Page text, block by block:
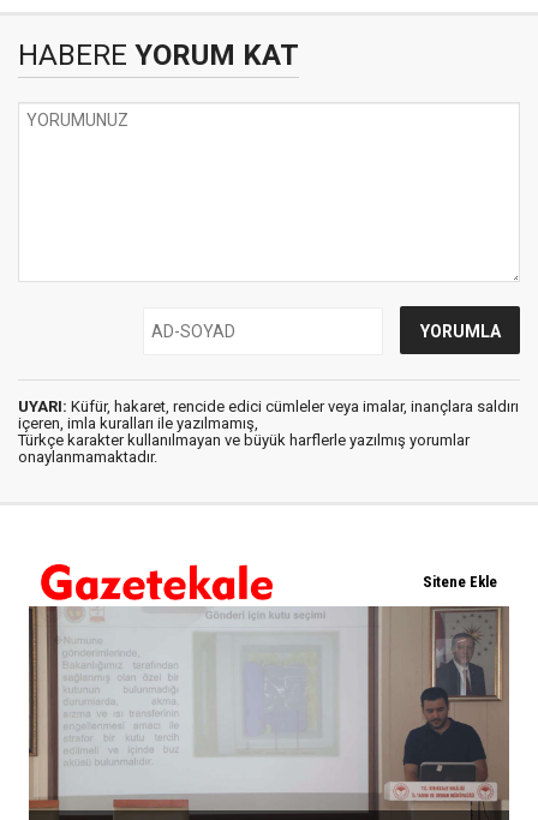
HABERE YORUM KAT
UYARI: Küfür, hakaret, rencide edici cümleler veya imalar, inançlara saldırı
içeren, imla kuralları ile yazılmamış,
Türkçe karakter kullanılmayan ve büyük harflerle yazılmış yorumlar
onaylanmamaktadır.